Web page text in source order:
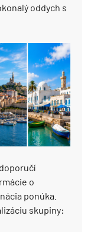
oddych s
o
ponúka.
skupiny: